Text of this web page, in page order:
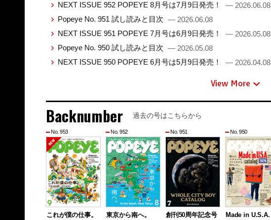
NEXT ISSUE 952 POPEYE 8月号は7月9日発売！
— 2026.06.08
Popeye No. 951 試し読みと目次 — 2026.06.08
NEXT ISSUE 951 POPEYE 7月号は6月9日発売！
— 2026.05.08
Popeye No. 950 試し読みと目次 — 2026.05.08
NEXT ISSUE 950 POPEYE 6月号は5月9日発売！
— 2026.04.08
View More
Backnumber 過去の号はこちらから
No. 953
これが僕の仕事。
No. 952
東京から南へ。
No. 951
創刊50周年記念号
No. 950
Made in U.S.A.